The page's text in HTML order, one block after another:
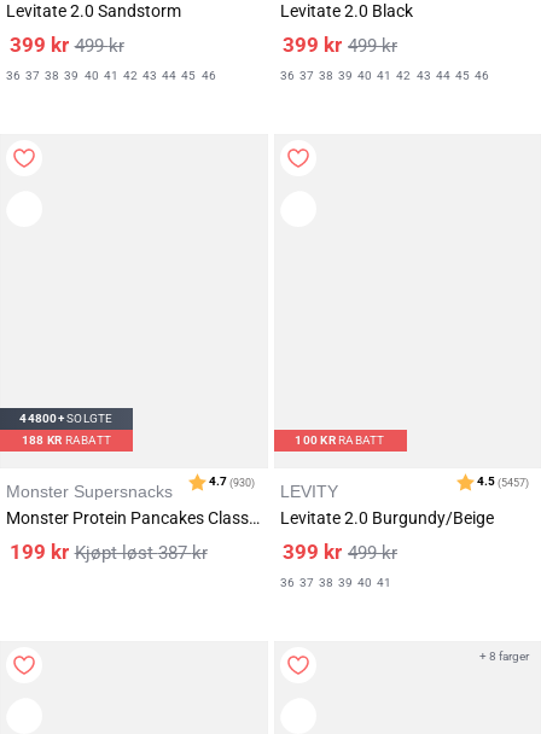
Levitate 2.0 Sandstorm
499kr
399 kr
36 37 38 39 40 41 42 43 44 45 46
Levitate 2.0 Black
499kr
399 kr
36 37 38 39 40 41 42 43 44 45 46
44800+SOLGTE
188 KR RABATT
Monster Supersnacks
Monster Protein Pancakes Classic 3x500g
387kr
199 kr
100KRRABATT
LEVITY
Levitate 2.0 Burgundy/Beige
499kr
399 kr
36 37 38 39 40 41
+ 8 farger